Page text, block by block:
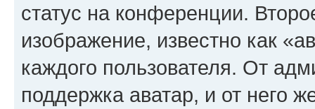
статус на конференции.
изображение, известно как
каждого пользователя. От
поддержка аватар, и от него